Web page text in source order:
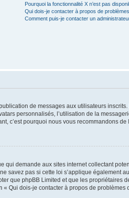
Pourquoi la fonctionnalité X n’est pas
Qui dois-je contacter à propos de
Comment puis-je contacter un
de messages aux utilisateurs
personnalisés, l’utilisation de la
c’est pourquoi nous vous recommandons de
qui demande aux sites internet collectant
pas si cette loi s’applique également
que phpBB Limited et que les propriétaires
Qui dois-je contacter à propos de problèmes